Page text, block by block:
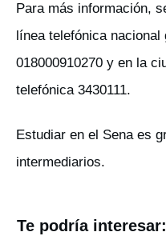
Para más información,
línea telefónica
018000910270 y en la
telefónica 3430111.
Estudiar en el Sena es
intermediarios.
Te podría interesar: